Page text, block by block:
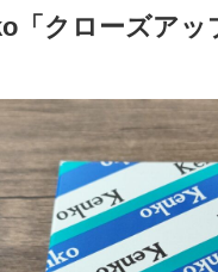
「クローズアッ